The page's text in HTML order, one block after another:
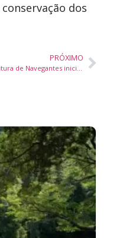
dos
PRÓXIMO
Prefeitura de Navegantes inicia demolição de trapiche na Beira-Rio por risco estrutural